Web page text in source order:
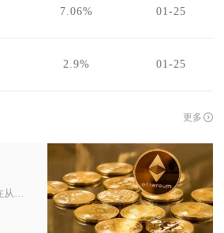
7.06% 01-25
2.9% 01-25
更多